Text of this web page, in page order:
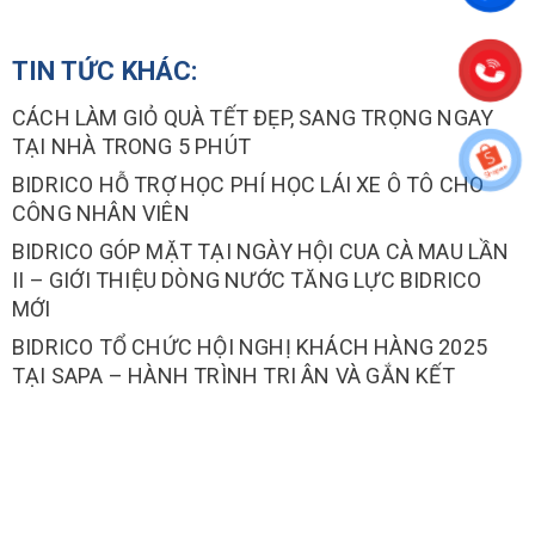
TIN TỨC KHÁC:
CÁCH LÀM GIỎ QUÀ TẾT ĐẸP, SANG TRỌNG NGAY
TẠI NHÀ TRONG 5 PHÚT
BIDRICO HỖ TRỢ HỌC PHÍ HỌC LÁI XE Ô TÔ CHO
CÔNG NHÂN VIÊN
BIDRICO GÓP MẶT TẠI NGÀY HỘI CUA CÀ MAU LẦN
II – GIỚI THIỆU DÒNG NƯỚC TĂNG LỰC BIDRICO
MỚI
BIDRICO TỔ CHỨC HỘI NGHỊ KHÁCH HÀNG 2025
TẠI SAPA – HÀNH TRÌNH TRI ÂN VÀ GẮN KẾT